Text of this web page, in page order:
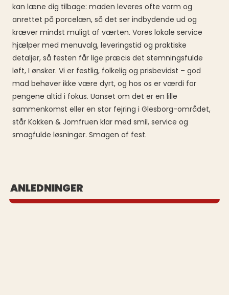
kan læne dig tilbage: maden leveres ofte varm og
anrettet på porcelæn, så det ser indbydende ud og
kræver mindst muligt af værten. Vores lokale service
hjælper med menuvalg, leveringstid og praktiske
detaljer, så festen får lige præcis det stemningsfulde
løft, I ønsker. Vi er festlig, folkelig og prisbevidst – god
mad behøver ikke være dyrt, og hos os er værdi for
pengene altid i fokus. Uanset om det er en lille
sammenkomst eller en stor fejring i Glesborg-området,
står Kokken & Jomfruen klar med smil, service og
smagfulde løsninger. Smagen af fest.
ANLEDNINGER
Se vores populære buffeter